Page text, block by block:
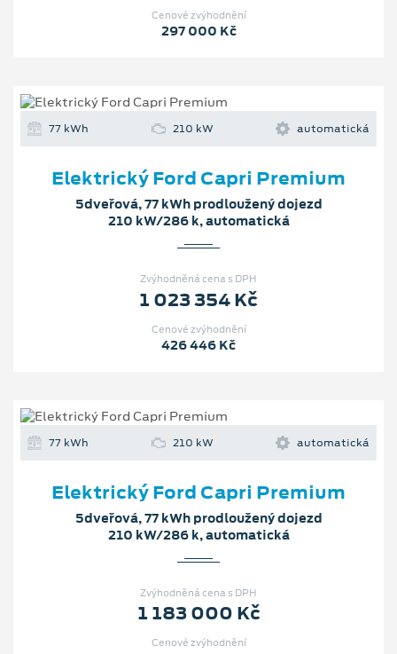
Cenové zvýhodnění
297 000 Kč
77 kWh 210 kW automatická
Elektrický Ford Capri Premium
5dveřová, 77 kWh prodloužený dojezd
210 kW/286 k, automatická
Zvýhodněná cena s DPH
1 023 354 Kč
Cenové zvýhodnění
426 446 Kč
77 kWh 210 kW automatická
Elektrický Ford Capri Premium
5dveřová, 77 kWh prodloužený dojezd
210 kW/286 k, automatická
Zvýhodněná cena s DPH
1 183 000 Kč
Cenové zvýhodnění